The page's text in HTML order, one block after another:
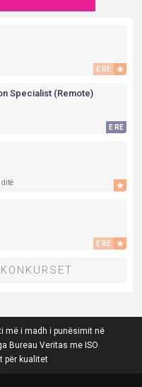
E RE
Specialist (Remote)
E RE
ditë
E RE
më i madh i punësimit në
Bureau Veritas me ISO
për kualitet